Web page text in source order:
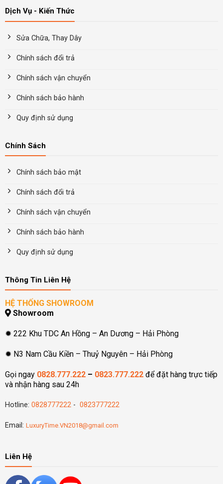
Dịch Vụ - Kiến Thức
Sửa Chữa, Thay Dây
Chính sách đổi trả
Chính sách vận chuyển
Chính sách bảo hành
Quy định sử dụng
Chính Sách
Chính sách bảo mật
Chính sách đổi trả
Chính sách vận chuyển
Chính sách bảo hành
Quy định sử dụng
Thông Tin Liên Hệ
HỆ THỐNG SHOWROOM
Showroom
✹ 222 Khu TDC An Hồng – An Dương – Hải Phòng
✹ N3 Nam Cầu Kiền – Thuỷ Nguyên – Hải Phòng
Gọi ngay 0828.777.222– 0823.777.222để đặt hàng trực tiếp
và nhận hàng sau 24h
Hotline: 0828777222- 0823777222
Email: LuxuryTime.VN2018@gmail.com
Liên Hệ